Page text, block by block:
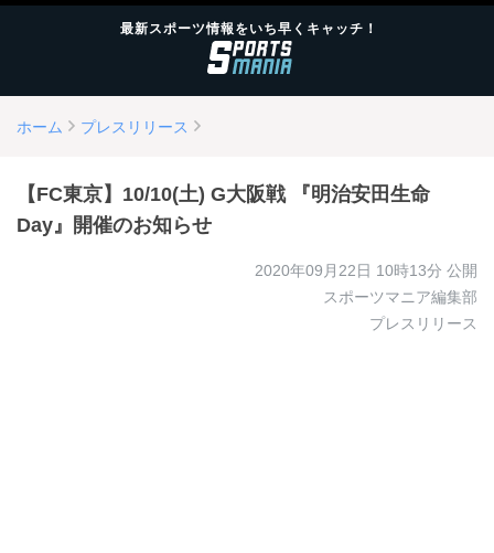
最新スポーツ情報をいち早くキャッチ！
ホーム プレスリリース
【FC東京】10/10(土) G大阪戦 『明治安田生命
Day』開催のお知らせ
2020年09月22日 10時13分 公開
スポーツマニア編集部
プレスリリース